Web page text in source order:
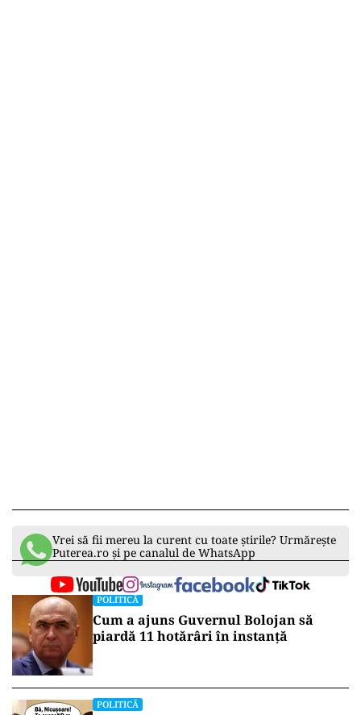
Vrei să fii mereu la curent cu toate știrile? Urmărește
Puterea.ro și pe canalul de WhatsApp
POLITICĂ
Cum a ajuns Guvernul Bolojan să
piardă 11 hotărâri în instanță
POLITICĂ